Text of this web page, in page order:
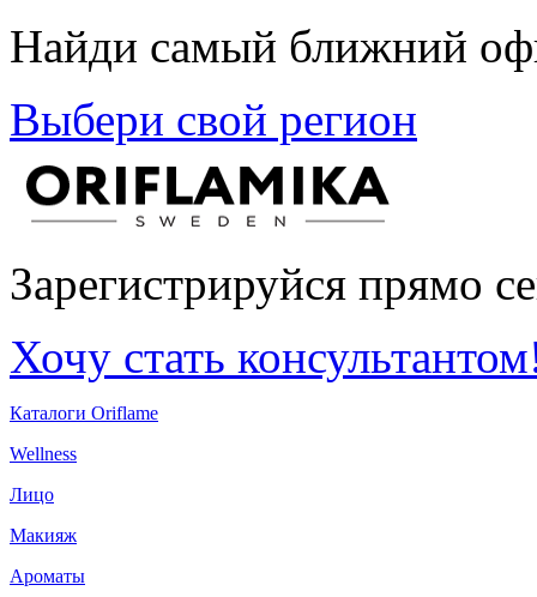
Найди самый ближний
Выбери свой регион
Зарегистрируйся прямо
Хочу стать
Каталоги Oriflame
Wellness
Лицо
Макияж
Ароматы